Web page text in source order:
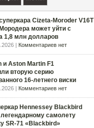
Cizeta-Moroder V16T
может уйти с
1,8 млн долларов
| Комментариев нет
и Aston Martin F1
вторую серию
16-летнего виски
| Комментариев нет
Hennessey Blackbird
самолету
SR-71 «Blackbird»